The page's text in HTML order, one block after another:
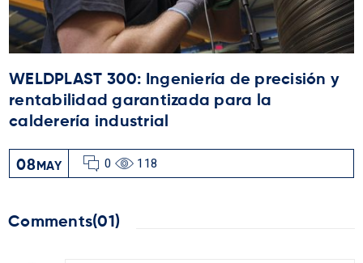
WELDPLAST 300: Ingeniería de precisión y
rentabilidad garantizada para la
calderería industrial
08 MAY 0 118
Comments(01)